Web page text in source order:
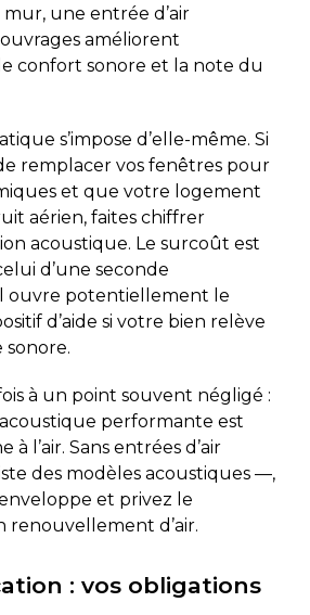
une entrée d’air
améliorent
confort sonore et la note du
s’impose d’elle-même. Si
remplacer vos fenêtres pour
et que votre logement
aérien, faites chiffrer
acoustique. Le surcoût est
d’une seconde
ouvre potentiellement le
d’aide si votre bien relève
à un point souvent négligé :
performante est
à l’air. Sans entrées d’air
des modèles acoustiques —,
et privez le
renouvellement d’air.
: vos obligations